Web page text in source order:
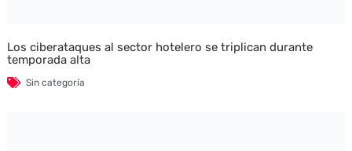
Los ciberataques al sector hotelero se triplican durante
temporada alta
Sin categoría